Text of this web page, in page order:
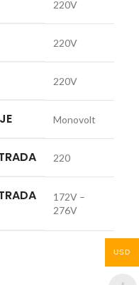
220V
220V
220V
Monovolt
220
172V –
276V
USD